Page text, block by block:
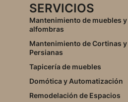
SERVICIOS
Mantenimiento de muebles y
alfombras
Mantenimiento de Cortinas y
Persianas
Tapicería de muebles
Domótica y Automatización
Remodelación de Espacios